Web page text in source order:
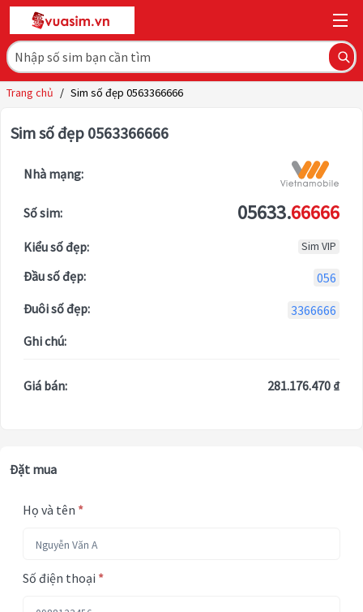
Trang chủ / Sim số đẹp 0563366666
Sim số đẹp 0563366666
Nhà mạng:
Số sim: 05633.66666
Kiểu số đẹp: Sim VIP
Đầu số đẹp:
056
Đuôi số đẹp:
3366666
Ghi chú:
Giá bán: 281.176.470 ₫
Đặt mua
Họ và tên *
Số điện thoại *